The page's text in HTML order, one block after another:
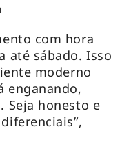
com hora
até sábado. Isso
moderno
enganando,
Seja honesto e